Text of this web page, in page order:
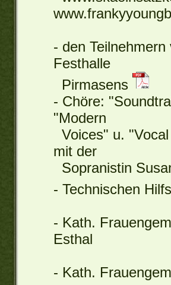
- den
Festhalle
Pirmasens
- Chöre:
"Modern
Voices" u.
mit der
Sopranistin
- Technischen
- Kath.
Esthal
- Kath.